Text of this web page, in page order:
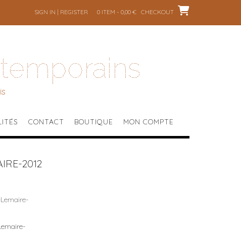
SIGN IN | REGISTER 0 ITEM - 0,00 € CHECKOUT
CONTACT BOUTIQUE MON COMPTE
2012